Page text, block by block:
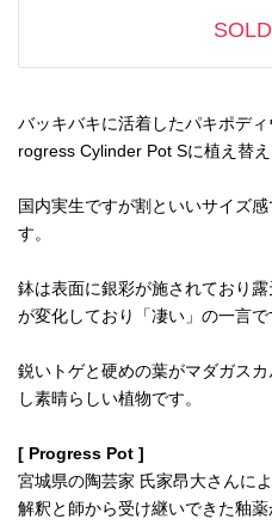
バッキバキに活着したパキポデ
rogress Cylinder Pot Sに植え替え
国内実生ですが割といいサイズ
す。
鉢は表面に銀彩が施されており
が変化しており「凄い」の一言で
鋭いトゲと硬めの葉がマダガス
し素晴らしい植物です。
[ Progress Pot ]
宮城県の陶芸家 氏家昂大さんに
解釈と師から受け継いできた釉